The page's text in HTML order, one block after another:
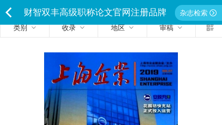
财智双丰高级职称论文官网注册品牌
独家经营严禁侵权违者必究
杂志检索
类别
收录 地区 审稿